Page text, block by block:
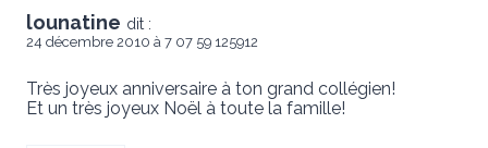
lounatine dit :
24 décembre 2010 à 7 07 59 125912
Très joyeux anniversaire à ton grand collégien!
Et un très joyeux Noël à toute la famille!